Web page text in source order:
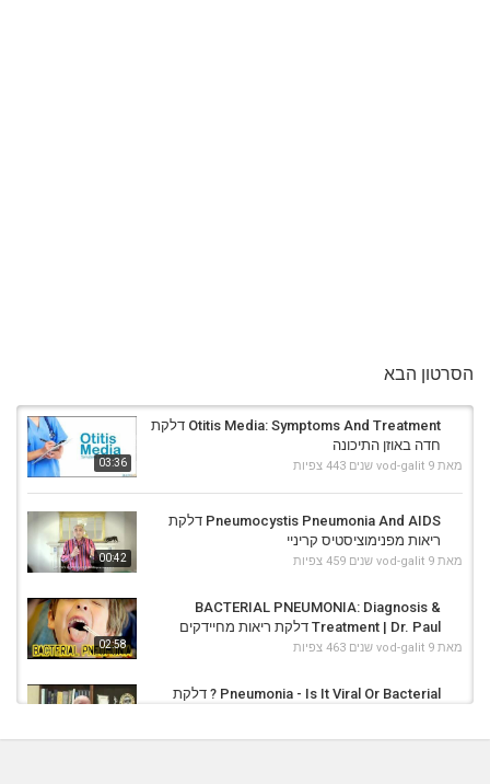
הסרטון הבא
03:36
Otitis Media: Symptoms And Treatment דלקת
חדה באוזן התיכונה
מאת vod-galit 9 שנים 443 צפיות
00:42
Pneumocystis Pneumonia And AIDS דלקת
ריאות מפנימוציסטיס קריניי
מאת vod-galit 9 שנים 459 צפיות
02:58
BACTERIAL PNEUMONIA: Diagnosis &
Treatment | Dr. Paul דלקת ריאות מחיידקים
מאת vod-galit 9 שנים 463 צפיות
Pneumonia - Is It Viral Or Bacterial ? דלקת